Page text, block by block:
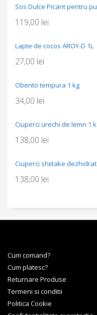
Sos Dulce Picant pentru
119,00 lei
Lapte de cocos AROY-D 1L
27,00 lei
Obento tempura 1 kg
34,00 lei
Ciuperci urechi de lemn 1
138,00 lei
Ciuperci shiitake
138,00 lei
Cum comand?
Cum platesc?
Returnare Produse
Termeni si conditii
Politica Cookie